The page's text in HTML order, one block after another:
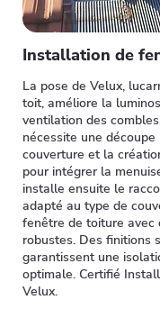
Installation de
La pose de Velux,
toit, améliore la
ventilation des
nécessite une découpe
couverture et la
pour intégrer la
installe ensuite le
adapté au type de
fenêtre de toiture avec
robustes. Des finitions
garantissent une
optimale. Certifié
Velux.